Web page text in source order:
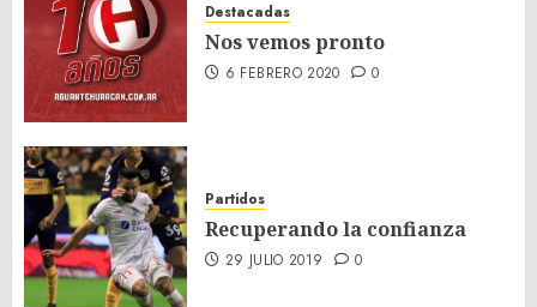
Destacadas
Nos vemos pronto
6 FEBRERO 2020 0
Partidos
Recuperando la confianza
29 JULIO 2019 0